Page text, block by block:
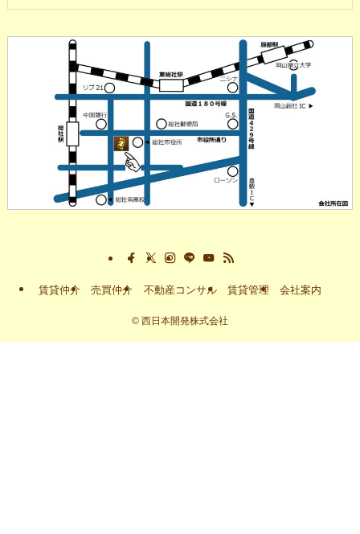
賃貸仲介 売買仲介 不動産コンサル 賃貸管理 会社案内
© 西日本開発株式会社